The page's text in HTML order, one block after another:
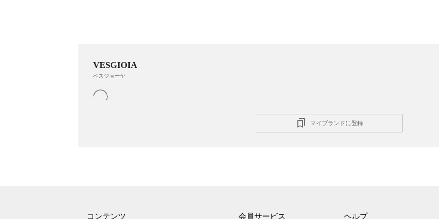
VESGIOIA
ベスジョーヤ
マイブランドに登録
コンテンツ 会員サービス ヘルプ